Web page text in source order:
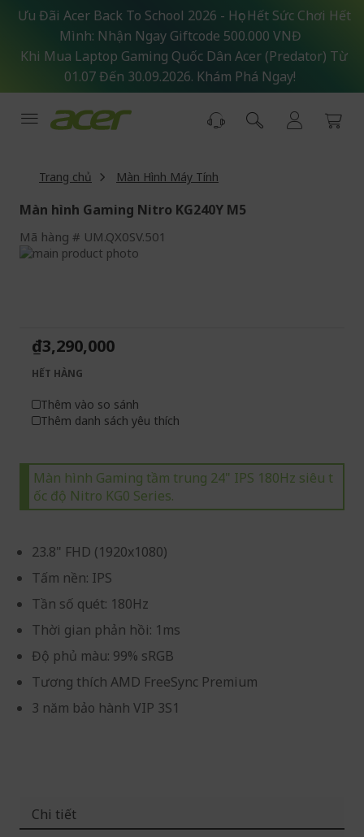
Ưu Đãi Acer Back To School 2026 - Học Hết Sức Chơi Hết
Mình: Nhận Ngay Giftcode 500.000 VNĐ
Khi Mua Laptop Gaming Quốc Dân Acer (Predator) Từ
01.07 Đến 30.09.2026. Khám Phá Ngay!
Trang chủ Màn Hình Máy Tính
Màn hình Gaming Nitro KG240Y M5
Mã hàng UM.QX0SV.501
Skip
images
gallery
the
images
gallery
Màn hình Gaming tầm trung 24" IPS 180Hz siêu t
ốc độ Nitro KG0 Series.
23.8" FHD (1920x1080)
Tấm nền: IPS
Tần số quét: 180Hz
Thời gian phản hồi: 1ms
Độ phủ màu: 99% sRGB
Tương thích AMD FreeSync Premium
3 năm bảo hành VIP 3S1
₫3,290,000
HẾT HÀNG
Thêm vào so sánh
Thêm danh sách yêu thích
Chi tiết